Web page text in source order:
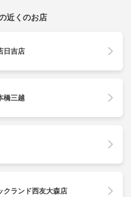
近くのお店
日吉店
橋三越
クランド西友大森店